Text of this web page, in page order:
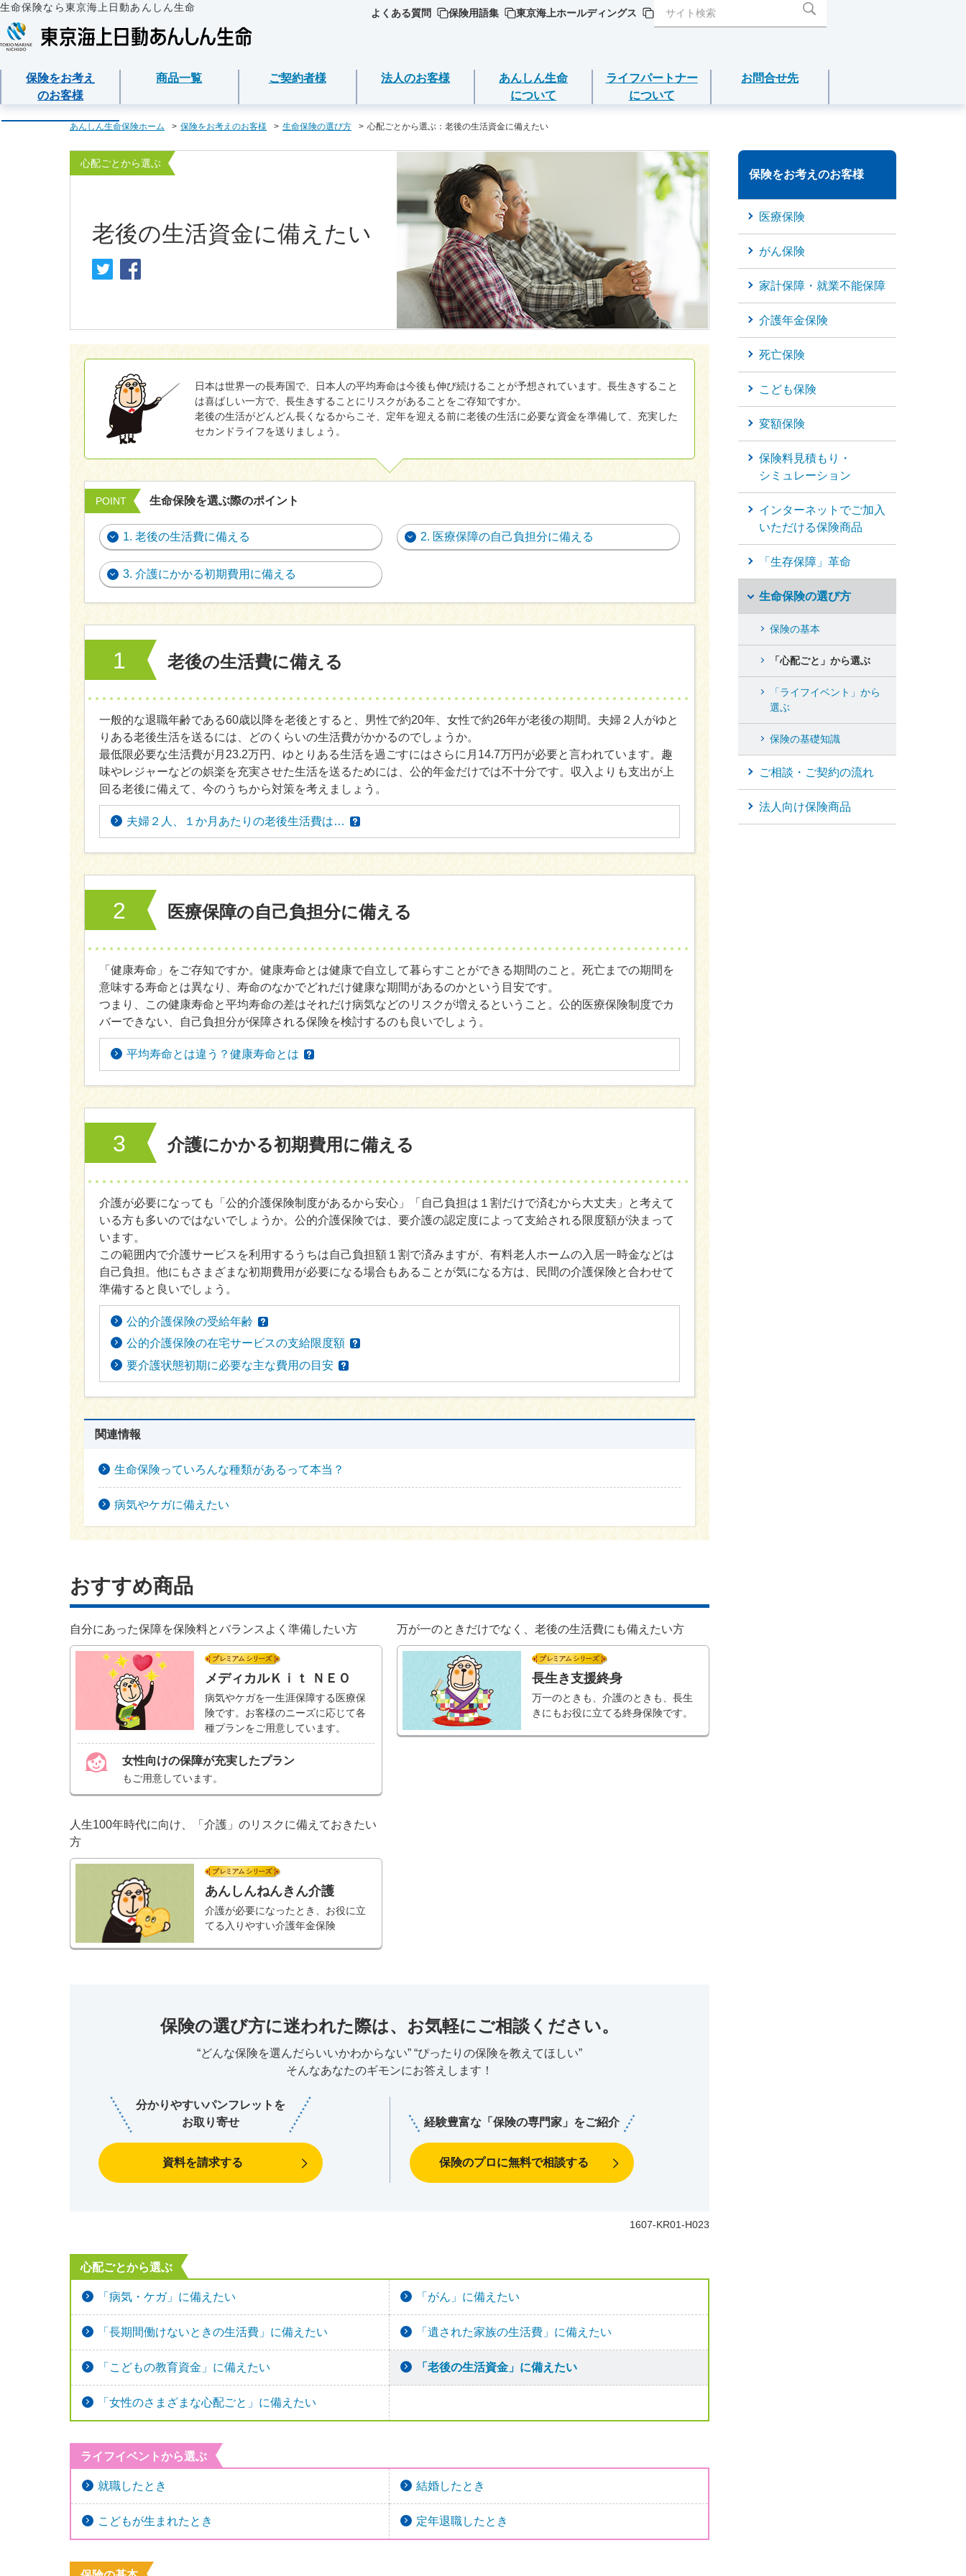
生命保険なら東京海上日動あんしん生命 よくある質問 保険用語集 東京海上ホールディングス
保険をお考え
のお客様
保険をお考えのお客様
保険をお考えのお客様TOPへ
心配ごとから選ぶ
法人向け保険商品
ご相談・ご契約の流れ
申込方法の違い
商品一覧
商品一覧
メディカルＫｉｔ Ｒ
メディカルＫｉｔエール
がん保険
がん診断保険Ｒ
死亡保険（終身保険・定期保険）
長生き支援終身
スマートあんしん定期
あんしん定期エール
あんしん終身エール
あんしん夢終身
定期保険
家計保障定期保険ＮＥＯ
介護年金保険
あんしんねんきん介護
あんしんねんきん介護Ｒ
こども保険
5年ごと利差配当付こども保険
個人年金保険
個人年金保険
変額保険
マーケットリンク
ご契約者様
ご契約者様
ご契約者様TOPへ
「ワンタイム手続き」のご案内
保険金・給付金・満期金・年金等の
契約内容／登録情報の確認・変更
保険料支払方法の変更
保険証券・控除証明書の発行・再発
行
変額保険・変額年金保険固有のお手
ライフイベントごとのお手続き
急な資金が必要なとき
引越しするとき
結婚するとき
保険料の支払いが困難なとき
海外渡航するとき
子どもが生まれるとき
転職・退職するとき
介護が必要になったとき
法人のお客様
法人のお客様
法人のお客様TOPへ
従業員の皆様向け商品
あんしん生命
について
あんしん生命について
あんしん生命についてTOPへ
お客様本位の業務運営方針
サステナビリティ
保険金等の適切なお支払いに向けた
取組み
ライフパートナー
について
お問合せ先
あんしん生命保険ホーム 保険をお考えのお客様 生命保険の選び方 心配ごとから選ぶ：老後の生活資金に備えたい
心配ごとから選ぶ
老後の生活資金に備えたい
日本は世界一の長寿国で、日本人の平均寿命は今後も伸び続けることが予想されています。長生きすること
は喜ばしい一方で、長生きすることにリスクがあることをご存知ですか。
老後の生活がどんどん長くなるからこそ、定年を迎える前に老後の生活に必要な資金を準備して、充実した
セカンドライフを送りましょう。
POINT 生命保険を選ぶ際のポイント
1. 老後の生活費に備える 2. 医療保障の自己負担分に備える
3. 介護にかかる初期費用に備える
1 老後の生活費に備える
一般的な退職年齢である60歳以降を老後とすると、男性で約20年、女性で約26年が老後の期間。夫婦２人がゆと
りある老後生活を送るには、どのくらいの生活費がかかるのでしょうか。
最低限必要な生活費が月23.2万円、ゆとりある生活を過ごすにはさらに月14.7万円が必要と言われています。趣
味やレジャーなどの娯楽を充実させた生活を送るためには、公的年金だけでは不十分です。収入よりも支出が上
回る老後に備えて、今のうちから対策を考えましょう。
夫婦２人、１か月あたりの老後生活費は…
2 医療保障の自己負担分に備える
「健康寿命」をご存知ですか。健康寿命とは健康で自立して暮らすことができる期間のこと。死亡までの期間を
意味する寿命とは異なり、寿命のなかでどれだけ健康な期間があるのかという目安です。
つまり、この健康寿命と平均寿命の差はそれだけ病気などのリスクが増えるということ。公的医療保険制度でカ
バーできない、自己負担分が保障される保険を検討するのも良いでしょう。
平均寿命とは違う？健康寿命とは
3 介護にかかる初期費用に備える
介護が必要になっても「公的介護保険制度があるから安心」「自己負担は１割だけで済むから大丈夫」と考えて
いる方も多いのではないでしょうか。公的介護保険では、要介護の認定度によって支給される限度額が決まって
います。
この範囲内で介護サービスを利用するうちは自己負担額１割で済みますが、有料老人ホームの入居一時金などは
自己負担。他にもさまざまな初期費用が必要になる場合もあることが気になる方は、民間の介護保険と合わせて
準備すると良いでしょう。
公的介護保険の受給年齢
公的介護保険の在宅サービスの支給限度額
要介護状態初期に必要な主な費用の目安
関連情報
生命保険っていろんな種類があるって本当？
病気やケガに備えたい
おすすめ商品
自分にあった保障を保険料とバランスよく準備したい方
メディカルＫｉｔ ＮＥＯ
病気やケガを一生涯保障する医療保
険です。お客様のニーズに応じて各
種プランをご用意しています。
女性向けの保障が充実したプラン
もご用意しています。
万が一のときだけでなく、老後の生活費にも備えたい方
長生き支援終身
万一のときも、介護のときも、長生
きにもお役に立てる終身保険です。
人生100年時代に向け、「介護」のリスクに備えておきたい
方
あんしんねんきん介護
介護が必要になったとき、お役に立
てる入りやすい介護年金保険
保険の選び方に迷われた際は、お気軽にご相談ください。
“どんな保険を選んだらいいかわからない” “ぴったりの保険を教えてほしい”
そんなあなたのギモンにお答えします！
分かりやすいパンフレットを
お取り寄せ
資料を請求する
経験豊富な「保険の専門家」をご紹介
保険のプロに無料で相談する
1607-KR01-H023
心配ごとから選ぶ
「病気・ケガ」に備えたい 「がん」に備えたい
「長期間働けないときの生活費」に備えたい 「遺された家族の生活費」に備えたい
「こどもの教育資金」に備えたい 「老後の生活資金」に備えたい
「女性のさまざまな心配ごと」に備えたい
ライフイベントから選ぶ
就職したとき 結婚したとき
こどもが生まれたとき 定年退職したとき
保険をお考えのお客様
医療保険
がん保険
家計保障・就業不能保障
介護年金保険
死亡保険
こども保険
変額保険
保険料見積もり・
シミュレーション
インターネットでご加入
いただける保険商品
「生存保障」革命
生命保険の選び方
保険の基本
「心配ごと」から選ぶ
「ライフイベント」から
選ぶ
保険の基礎知識
ご相談・ご契約の流れ
法人向け保険商品